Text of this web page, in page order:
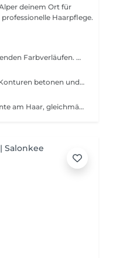
für
Haarpflege.
Eine sanfte Strähnentechnik mit fließenden Farbverläufen. Das Haar wird natürlich aufgehellt, mit weichen Übergängen und einem weichen, herauswachsenden Ergebnis. Quick Service oder PLEX+ Intensive Pflege zu buchbar.
Helle Akzente rund ums Gesicht, die Konturen betonen und für einen Frischen, natürlichen Look sorgen. Quick Service oder PLEX+ Intensive Pflege zu buchbar.
Gezielte Aufhellungen oder Farbakzente am Haar, gleichmäßiger Ansatz bis Spitze. Strähnen am Oberkopf für mehr Helligkeit und einen frischen Ansatz-Look. Strähnen Ansatz bis 2cm - Nachfärben der Strähnen am Ansatz bei einem Herauswuchs von max. 2cm. Strähnen ganzer Kopf (Kurz-bis Schulter) - Strähnen am gesamten Kopf vom Ansatz bis in die Spitzen. Strähnen ganzer Kopf (Lang- ab Schulter) - Strähnen am gesamten Kopf vom Ansatz bis in die Spitzen. Quick Service oder PLEX+ Intensive Pflege zu buchbar.